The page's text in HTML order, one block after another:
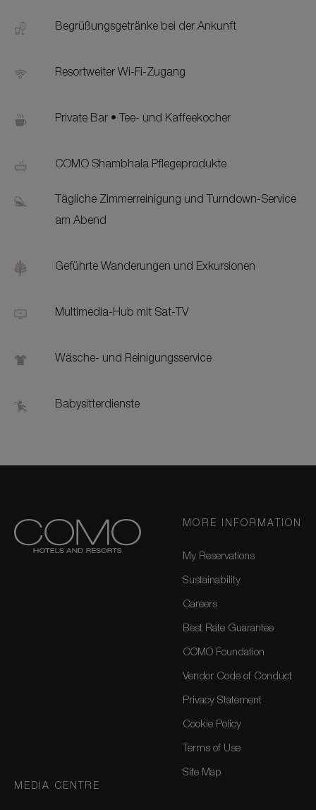
Begrüßungsgetränke bei der Ankunft
Resortweiter Wi-Fi-Zugang
Private Bar • Tee- und Kaffeekocher
COMO Shambhala Pflegeprodukte
Tägliche Zimmerreinigung und Turndown-Service
am Abend
Geführte Wanderungen und Exkursionen
Multimedia-Hub mit Sat-TV
Wäsche- und Reinigungsservice
Babysitterdienste
MORE INFORMATION
My Reservations
Sustainability
Careers
Best Rate Guarantee
COMO Foundation
Vendor Code of Conduct
Privacy Statement
Cookie Policy
Terms of Use
Site Map
MEDIA CENTRE